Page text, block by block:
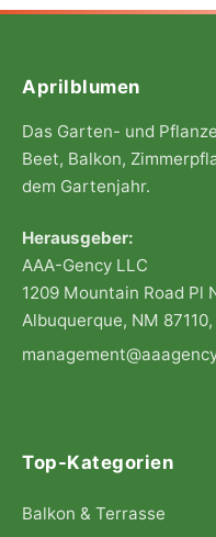
Aprilblumen
Das Garten- und
Beet, Balkon,
dem Gartenjahr.
Herausgeber:
AAA-Gency LLC
1209 Mountain Road Pl
Albuquerque, NM 87110,
Top-Kategorien
Balkon & Terrasse